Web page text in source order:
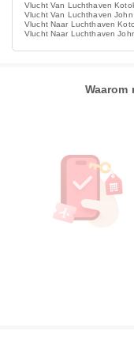
Vlucht Van Luchthaven
Vlucht Van Luchthaven
Vlucht Naar Luchthaven
Vlucht Naar Luchthaven
Waarom